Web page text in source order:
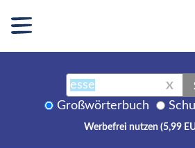
X
Großwörterbuch
Werbefrei nutzen (5,99